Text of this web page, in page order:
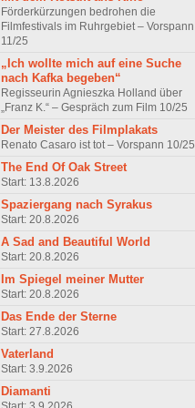
Förderkürzungen bedrohen die
Filmfestivals im Ruhrgebiet – Vorspann
11/25
„Ich wollte mich auf eine Suche
nach Kafka begeben“
Regisseurin Agnieszka Holland über
„Franz K.“ – Gespräch zum Film 10/25
Der Meister des Filmplakats
Renato Casaro ist tot – Vorspann 10/25
The End Of Oak Street
Start: 13.8.2026
Spaziergang nach Syrakus
Start: 20.8.2026
A Sad and Beautiful World
Start: 20.8.2026
Im Spiegel meiner Mutter
Start: 20.8.2026
Das Ende der Sterne
Start: 27.8.2026
Vaterland
Start: 3.9.2026
Diamanti